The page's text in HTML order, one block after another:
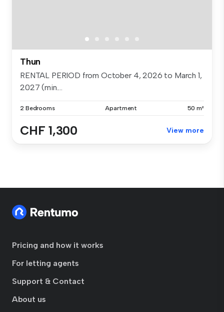
Thun
RENTAL PERIOD from October 4, 2026 to March 1,
2027 (min....
2 Bedrooms Apartment 50 m²
CHF 1,300 View more
Pricing and how it works
For letting agents
Support & Contact
About us